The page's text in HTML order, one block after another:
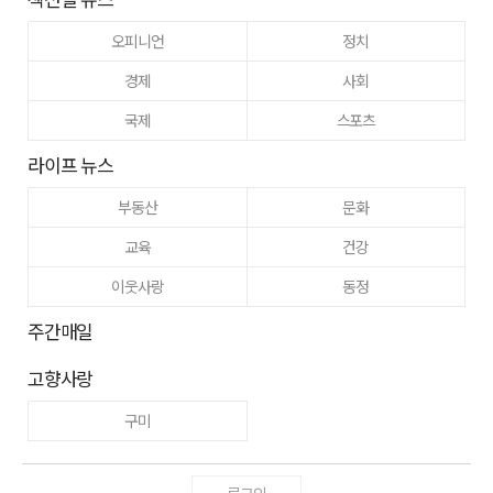
오피니언
정치
경제
사회
국제
스포츠
라이프 뉴스
부동산
문화
교육
건강
이웃사랑
동정
주간매일
고향사랑
구미